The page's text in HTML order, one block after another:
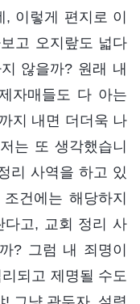
이렇게 편지로 이
고 오지랖도 넓다
않을까? 원래 내
자매들도 다 아는
지 내면 더더욱 나
는 또 생각했습니
리 사역을 하고 있
건에는 해당하지
다고, 교회 정리 사
? 그럼 내 죄명이
되고 제명될 수도